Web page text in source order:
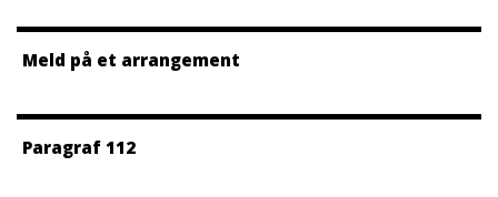
Meld på et arrangement
Paragraf 112